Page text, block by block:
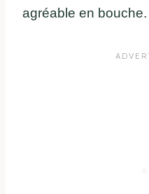
agréable en bouche.